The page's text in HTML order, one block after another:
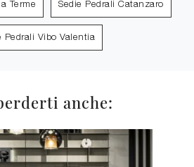
Terme Sedie Pedrali Catanzaro
Pedrali Vibo Valentia
anche: